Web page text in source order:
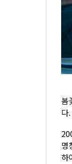
봄
다
명
하